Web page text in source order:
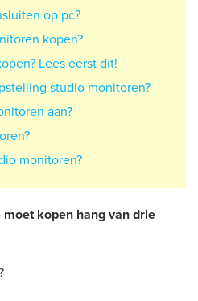
op pc?
kopen?
Lees eerst dit!
studio monitoren?
aan?
monitoren?
kopen hang van drie